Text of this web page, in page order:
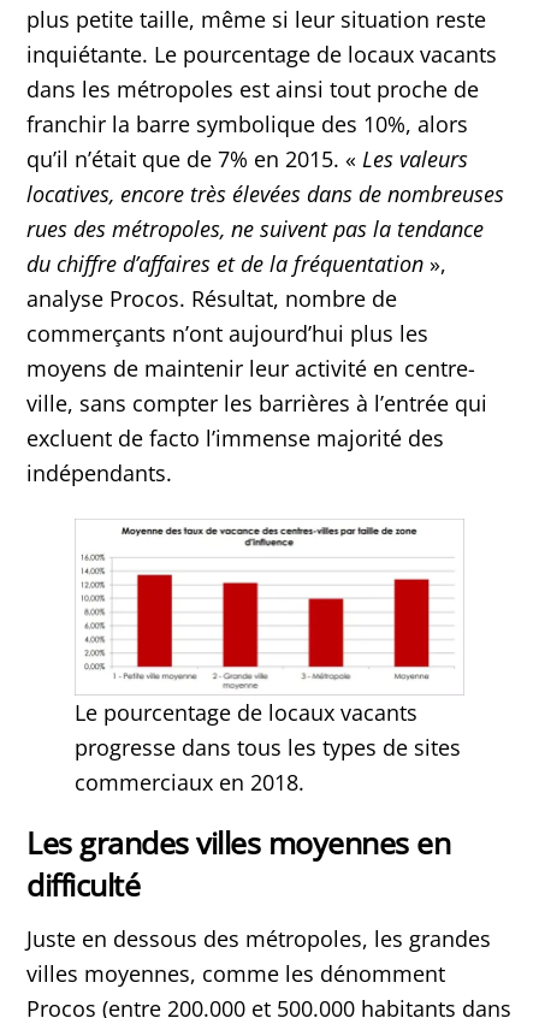
plus petite taille, même si leur situation reste
inquiétante. Le pourcentage de locaux vacants
dans les métropoles est ainsi tout proche de
franchir la barre symbolique des 10%, alors
qu’il n’était que de 7% en 2015. «Les valeurs
locatives, encore très élevées dans de nombreuses
rues des métropoles, ne suivent pas la tendance
du chiffre d’affaires et de la fréquentation »,
analyse Procos. Résultat, nombre de
commerçants n’ont aujourd’hui plus les
moyens de maintenir leur activité en centre-
ville, sans compter les barrières à l’entrée qui
excluent de facto l’immense majorité des
indépendants.
Le pourcentage de locaux vacants
progresse dans tous les types de sites
commerciaux en 2018.
Les grandes villes moyennes en
difficulté
Juste en dessous des métropoles, les grandes
villes moyennes, comme les dénomment
Procos (entre 200.000 et 500.000 habitants dans